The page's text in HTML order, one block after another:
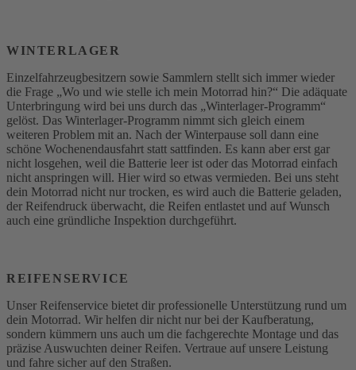
WINTERLAGER
Einzelfahrzeugbesitzern sowie Sammlern stellt sich immer wieder
die Frage „Wo und wie stelle ich mein Motorrad hin?“ Die adäquate
Unterbringung wird bei uns durch das „Winterlager-Programm“
gelöst. Das Winterlager-Programm nimmt sich gleich einem
weiteren Problem mit an. Nach der Winterpause soll dann eine
schöne Wochenendausfahrt statt sattfinden. Es kann aber erst gar
nicht losgehen, weil die Batterie leer ist oder das Motorrad einfach
nicht anspringen will. Hier wird so etwas vermieden. Bei uns steht
dein Motorrad nicht nur trocken, es wird auch die Batterie geladen,
der Reifendruck überwacht, die Reifen entlastet und auf Wunsch
auch eine gründliche Inspektion durchgeführt.
REIFENSERVICE
Unser Reifenservice bietet dir professionelle Unterstützung rund um
dein Motorrad. Wir helfen dir nicht nur bei der Kaufberatung,
sondern kümmern uns auch um die fachgerechte Montage und das
präzise Auswuchten deiner Reifen. Vertraue auf unsere Leistung
und fahre sicher auf den Straßen.